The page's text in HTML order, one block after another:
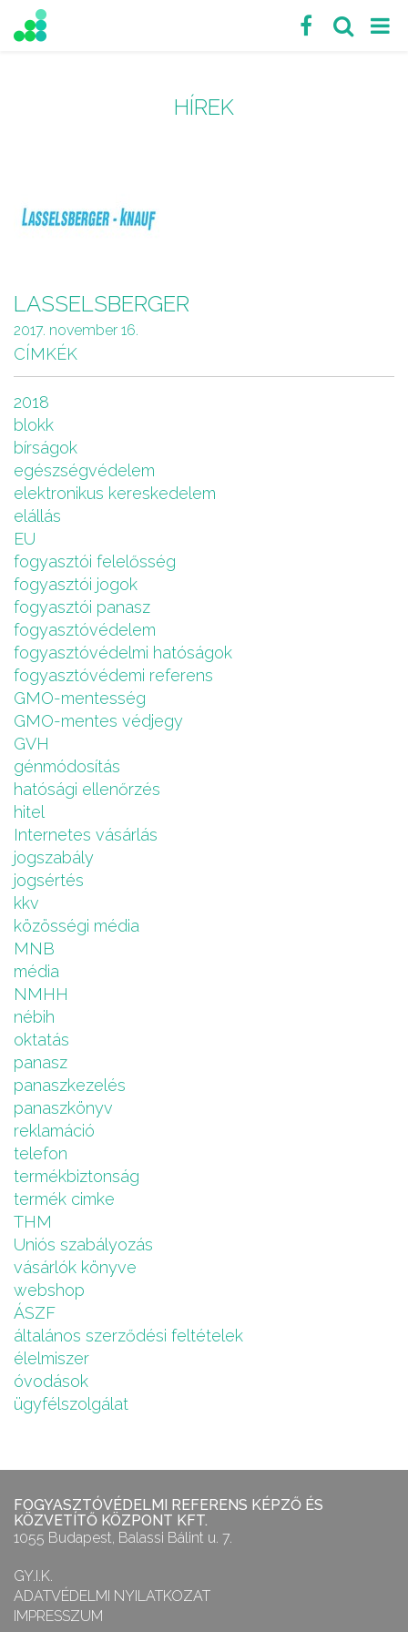
HÍREK
LASSELSBERGER
2017. november 16.
CÍMKÉK
2018
blokk
bírságok
egészségvédelem
elektronikus kereskedelem
elállás
EU
fogyasztói felelősség
fogyasztói jogok
fogyasztói panasz
fogyasztóvédelem
fogyasztóvédelmi hatóságok
fogyasztóvédemi referens
GMO-mentesség
GMO-mentes védjegy
GVH
génmódosítás
hatósági ellenőrzés
hitel
Internetes vásárlás
jogszabály
jogsértés
kkv
közösségi média
MNB
média
NMHH
nébih
oktatás
panasz
panaszkezelés
panaszkönyv
reklamáció
telefon
termékbiztonság
termék cimke
THM
Uniós szabályozás
vásárlók könyve
webshop
ÁSZF
általános szerződési feltételek
élelmiszer
óvodások
ügyfélszolgálat
FOGYASZTÓVÉDELMI REFERENS KÉPZŐ ÉS
KÖZVETÍTŐ KÖZPONT KFT.
1055 Budapest, Balassi Bálint u. 7.
GY.I.K.
ADATVÉDELMI NYILATKOZAT
IMPRESSZUM